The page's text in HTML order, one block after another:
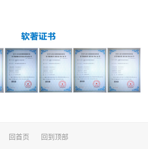
回首页 回到顶部